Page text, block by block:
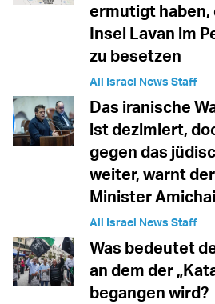
ermutigt haben,
Insel Lavan im
zu besetzen
All Israel News Staff
Das iranische
ist dezimiert,
gegen das
weiter, warnt
Minister
All Israel News Staff
Was bedeutet
an dem der
begangen wird?